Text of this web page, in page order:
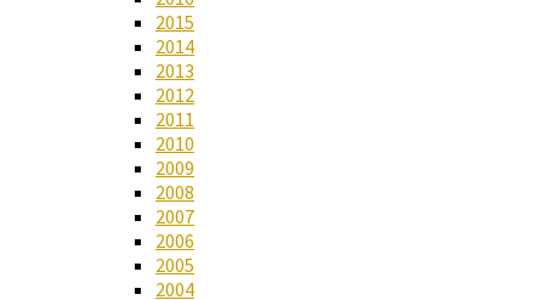
2015
2014
2013
2012
2011
2010
2009
2008
2007
2006
2005
2004